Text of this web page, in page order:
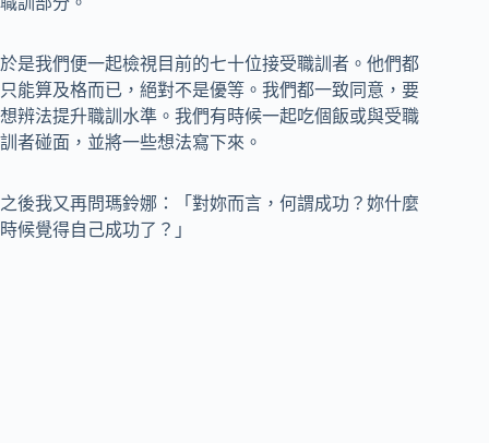
於是我們便一起檢視目前的七十位接受職訓者。他們都
只能算及格而已，絕對不是優等。我們都一致同意，要
想辨法提升職訓水準。我們有時候一起吃個飯或與受職
訓者碰面，並將一些想法寫下來。
之後我又再問瑪鈴娜：「對妳而言，何謂成功？妳什麼
時候覺得自己成功了？」